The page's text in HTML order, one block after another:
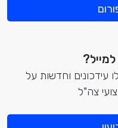
עידכונים וחדשות על
צה"ל